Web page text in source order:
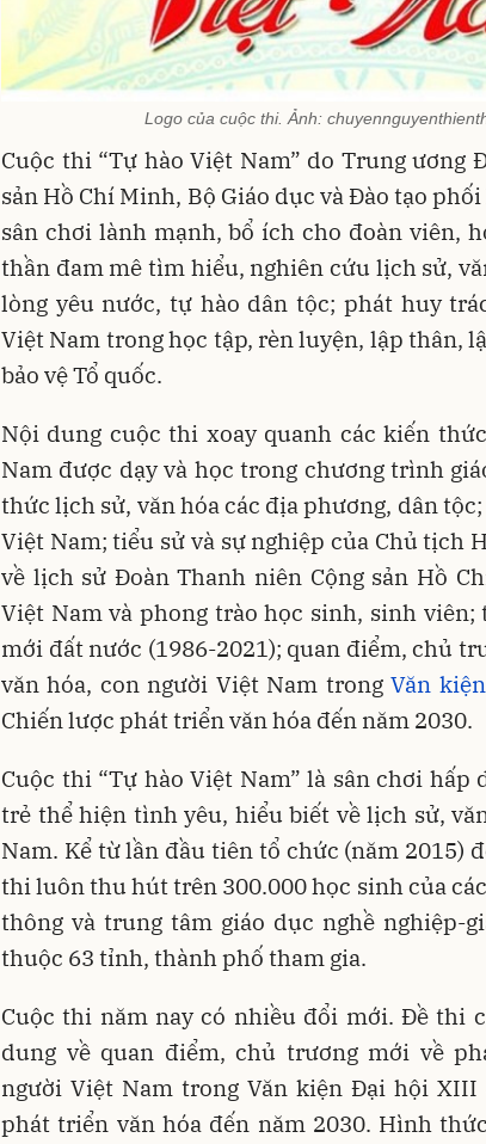
Logo của cuộc thi. Ảnh:
Cuộc thi “Tự hào Việt Nam” do Trung ương
sản Hồ Chí Minh, Bộ Giáo dục và Đào tạo
sân chơi lành mạnh, bổ ích cho đoàn viên,
thần đam mê tìm hiểu, nghiên cứu lịch sử,
lòng yêu nước, tự hào dân tộc; phát huy
Việt Nam trong học tập, rèn luyện, lập thân,
bảo vệ Tổ quốc.
Nội dung cuộc thi xoay quanh các kiến
Nam được dạy và học trong chương trình
thức lịch sử, văn hóa các địa phương, dân
Việt Nam; tiểu sử và sự nghiệp của Chủ tịch
về lịch sử Đoàn Thanh niên Cộng sản Hồ
Việt Nam và phong trào học sinh, sinh
mới đất nước (1986-2021); quan điểm, chủ
văn hóa, con người Việt Nam trongVăn
Chiến lược phát triển văn hóa đến năm 2030.
Cuộc thi “Tự hào Việt Nam” là sân chơi hấp
trẻ thể hiện tình yêu, hiểu biết về lịch sử,
Nam. Kể từ lần đầu tiên tổ chức (năm 2015)
thi luôn thu hút trên 300.000 học sinh của
thông và trung tâm giáo dục nghề nghiệp-
thuộc 63 tỉnh, thành phố tham gia.
Cuộc thi năm nay có nhiều đổi mới. Đề thi
dung về quan điểm, chủ trương mới về
người Việt Nam trong Văn kiện Đại hội XIII
phát triển văn hóa đến năm 2030. Hình